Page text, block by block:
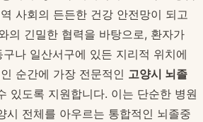
사회의 든든한 건강 안전망이 되고
의 긴밀한 협력을 바탕으로, 환자가
나 일산서구에 있든 지리적 위치에
순간에 가장 전문적인 고양시 뇌졸
있도록 지원합니다. 이는 단순한 병원
시 전체를 아우르는 통합적인 뇌졸중